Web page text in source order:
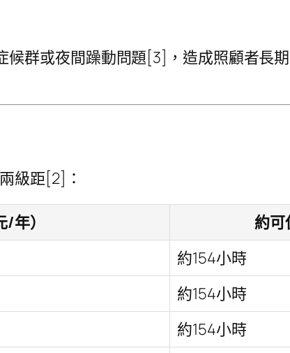
群或夜間躁動問題[3]，造成照顧者長
級距[2]：
年）
約可
約154小時
約154小時
約154小時